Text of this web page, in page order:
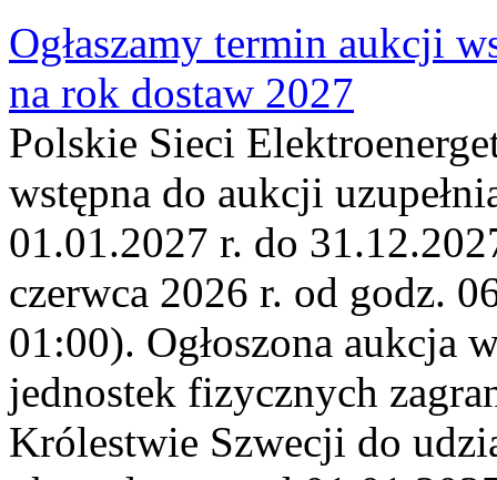
Ogłaszamy termin aukcji
na rok dostaw 2027
Polskie Sieci
wstępna do aukcji
01.01.2027 r. do
czerwca 2026 r. od godz.
01:00). Ogłoszona aukcja
jednostek fizycznych
Królestwie Szwecji do